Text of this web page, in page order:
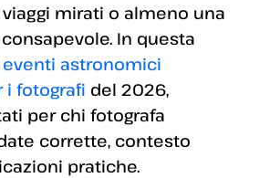
mirati o almeno una
In questa
eventi astronomici
i fotografi del 2026,
per chi fotografa
corrette, contesto
pratiche.